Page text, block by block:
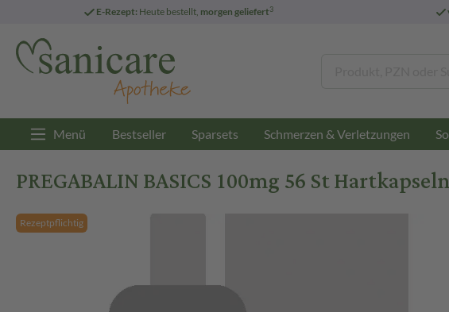
E-Rezept: Heute bestellt, morgen geliefert3
Menü Bestseller Sparsets Schmerzen & Verletzungen
PREGABALIN BASICS 100mg 56 St Hartkapseln
Rezeptpflichtig